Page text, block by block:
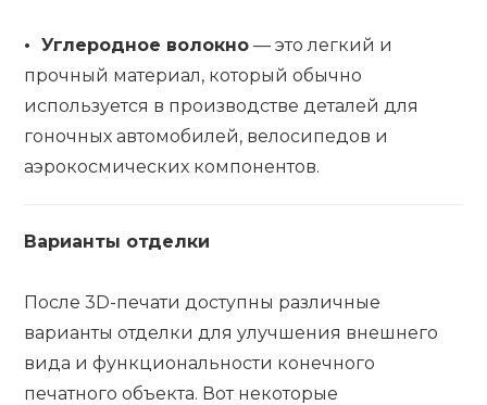
•Углеродное волокно — это легкий и
прочный материал, который обычно
используется в производстве деталей для
гоночных автомобилей, велосипедов и
аэрокосмических компонентов.
Варианты отделки
После 3D-печати доступны различные
варианты отделки для улучшения внешнего
вида и функциональности конечного
печатного объекта. Вот некоторые